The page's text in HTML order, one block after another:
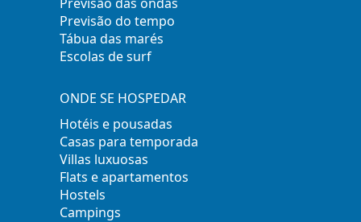
Previsão do tempo
Tábua das marés
Escolas de surf
ONDE SE HOSPEDAR
Hotéis e pousadas
Casas para temporada
Villas luxuosas
Flats e apartamentos
Hostels
Campings